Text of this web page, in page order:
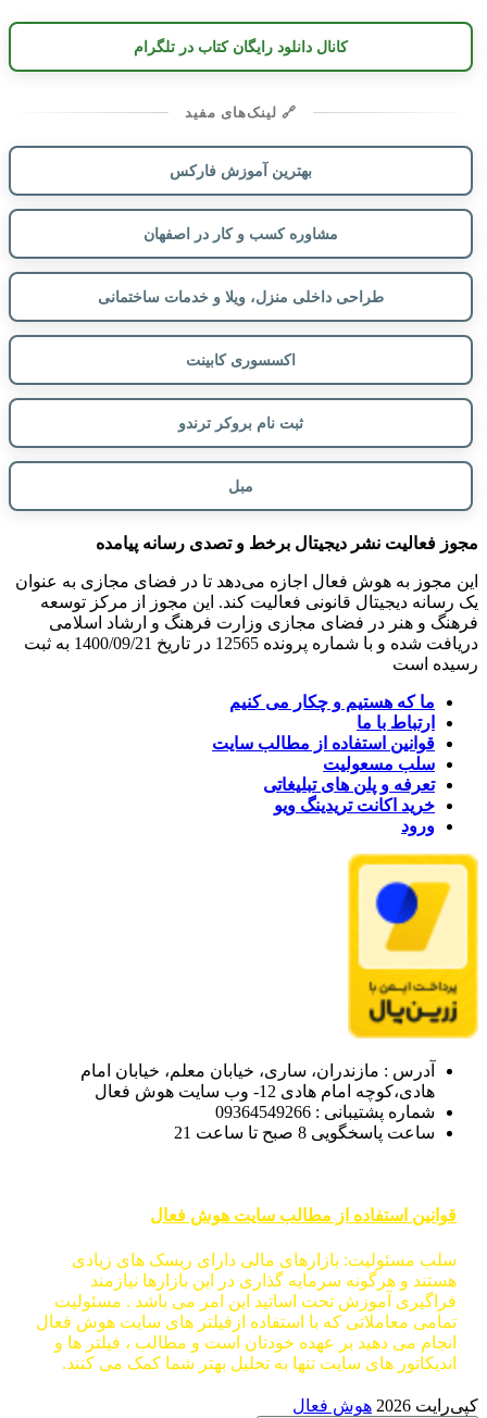
کانال دانلود رایگان کتاب در تلگرام
🔗 لینک‌های مفید
بهترین آموزش فارکس
مشاوره کسب و کار در اصفهان
طراحی داخلی منزل، ویلا و خدمات ساختمانی
اکسسوری کابینت
ثبت نام بروکر ترندو
مبل
مجوز فعالیت نشر دیجیتال برخط و تصدی رسانه پیامده
این مجوز به هوش فعال اجازه می‌دهد تا در فضای مجازی به عنوان
یک رسانه دیجیتال قانونی فعالیت کند. این مجوز از مرکز توسعه
فرهنگ و هنر در فضای مجازی وزارت فرهنگ و ارشاد اسلامی
دریافت شده و با شماره پرونده 12565 در تاریخ 1400/09/21 به ثبت
رسیده است
ما که هستیم و چکار می کنیم
ارتباط با ما
قوانین استفاده از مطالب سایت
سلب مسعولیت
تعرفه و پلن های تبلیغاتی
خرید اکانت تریدینگ ویو
ورود
آدرس : مازندران، ساری، خیابان معلم، خیابان امام
هادی،کوچه امام هادی 12- وب سایت هوش فعال
شماره پشتیبانی : 09364549266
ساعت پاسخگویی 8 صبح تا ساعت 21
قوانین استفاده از مطالب سایت هوش فعال
سلب مسئولیت: بازارهای مالی دارای ریسک های زیادی
هستند و هرگونه سرمایه گذاری در این بازارها نیازمند
فراگیری آموزش تحت اساتید این امر می باشد . مسئولیت
تمامی معاملاتی که با استفاده ازفیلتر های سایت هوش فعال
انجام می دهید بر عهده خودتان است و مطالب ، فیلتر ها و
اندیکاتور های سایت تنها به تحلیل بهتر شما کمک می کنند.
کپی‌رایت 2026 هوش فعال